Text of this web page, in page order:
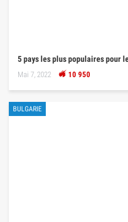
5 pays les plus populaires pour
Mai 7, 2022 10 950
BULGARIE